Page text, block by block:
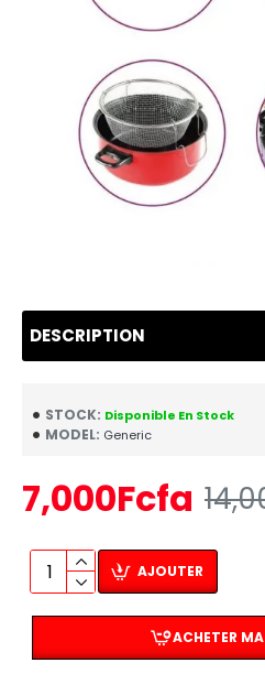
DESCRIPTION
STOCK: Disponible En Stock
MODEL: Generic
7,000Fcfa
AJOUTER
ACHETER